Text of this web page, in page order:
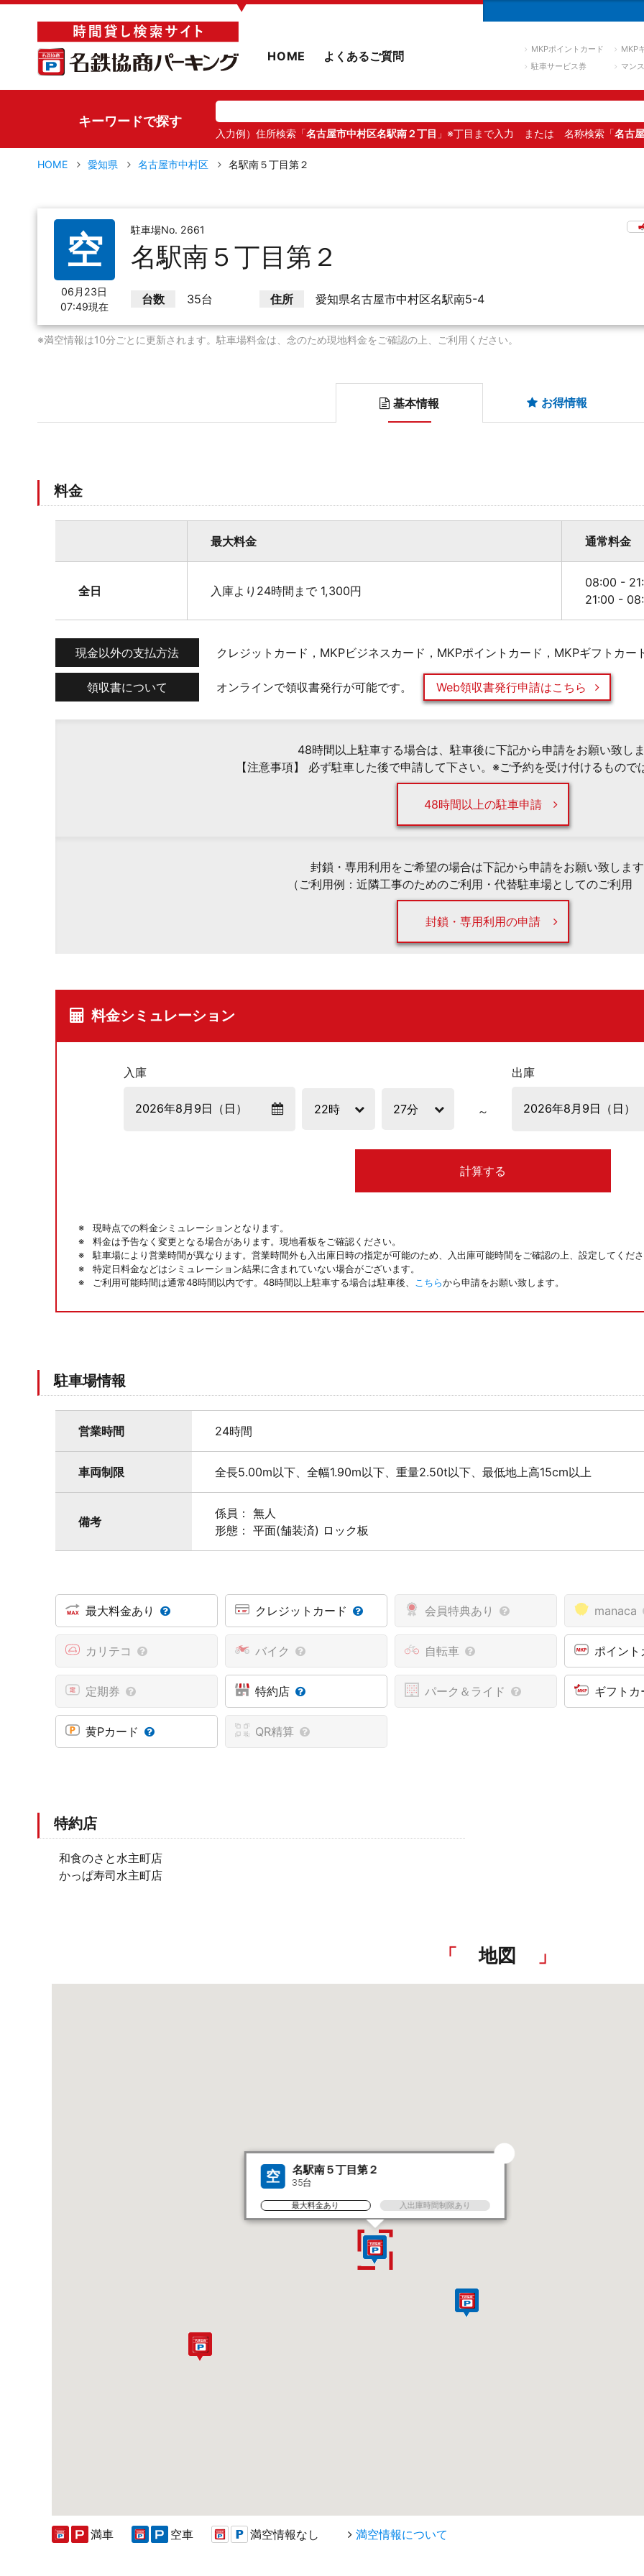
▼
HOME よくあるご質問 MKPポイントカード
MKP
駐車サービス券
マン
キーワードで探す
入力例）住所検索「名古屋市中村区名駅南２丁目 」※丁目まで入力 または 名称検索「名古
HOME 愛知県 名古屋市中村区 名駅南５丁目第２
空
06月23日
07:49現在
駐車場No. 2661
名駅南５丁目第２
台数 35台 住所 愛知県名古屋市中村区名駅南5-4
※満空情報は10分ごとに更新されます。駐車場料金は、念のため現地料金をご確認の上、ご利用ください。
基本情報 お得情報
料金
最大料金 通常料金
全日 入庫より24時間まで 1,300円
08:00 -
21:00 -
現金以外の支払方法 クレジットカード，MKPビジネスカード，MKPポイントカード，MKPギフトカー
領収書について オンラインで領収書発行が可能です。 Web領収書発行申請はこちら
48時間以上駐車する場合は、駐車後に下記から申請をお願い致し
【注意事項】 必ず駐車した後で申請して下さい。※ご予約を受け付けるもので
48時間以上の駐車申請
封鎖・専用利用をご希望の場合は下記から申請をお願い致しま
（ご利用例：近隣工事のためのご利用・代替駐車場としてのご利用
封鎖・専用利用の申請
料金シミュレーション
入庫 出庫
計算する
現時点での料金シミュレーションとなります。
料金は予告なく変更となる場合があります。現地看板をご確認ください。
駐車場により営業時間が異なります。営業時間外も入出庫日時の指定が可能のため、入出庫可能時間をご確認の上、設定してくだ
特定日料金などはシミュレーション結果に含まれていない場合がございます。
ご利用可能時間は通常48時間以内です。48時間以上駐車する場合は駐車後、
こちらから申請をお願い致します。
駐車場情報
営業時間 24時間
車両制限 全長5.00m以下、全幅1.90m以下、重量2.50t以下、最低地上高15cm以上
備考
係員： 無人
形態： 平面(舗装済) ロック板
最大料金あり クレジットカード 会員特典あり manaca
カリテコ バイク 自転車 ポイン
定期券 特約店 パーク＆ライド ギフト
黄Pカード QR精算
特約店
和食のさと水主町店
かっぱ寿司水主町店
地図
空 名駅南５丁目第２
35台
最大料金あり 入出庫時間制限あり
満車 空車 満空情報なし 満空情報について